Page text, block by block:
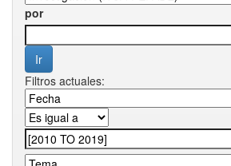
por
Filtros actuales: